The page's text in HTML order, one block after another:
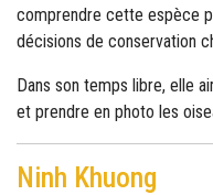
comprendre cette espèce
décisions de conservation
Dans son temps libre, elle
et prendre en photo les
Ninh Khuong